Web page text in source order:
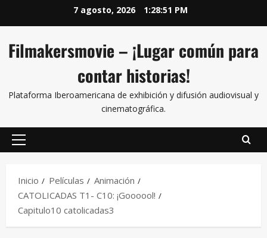
7 agosto, 2026 1:28:51 PM
Filmakersmovie – ¡Lugar común para
contar historias!
Plataforma Iberoamericana de exhibición y difusión audiovisual y
cinematográfica.
Inicio Películas
Animación
CATOLICADAS T1- C10: ¡Goooool!
Capitulo10 catolicadas3